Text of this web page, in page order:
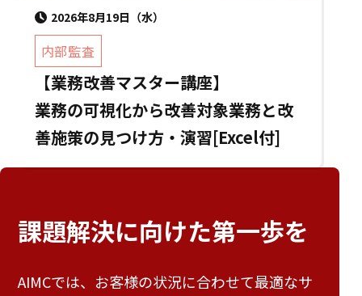
2026年8月19日（水）
内部監査
【業務改善マスター講座】
業務の可視化から改善対象業務と改
善施策の見つけ方・演習[Excel付]
課題解決に向けた第一歩を
AIMCでは、お客様の状況に合わせて最適なサ